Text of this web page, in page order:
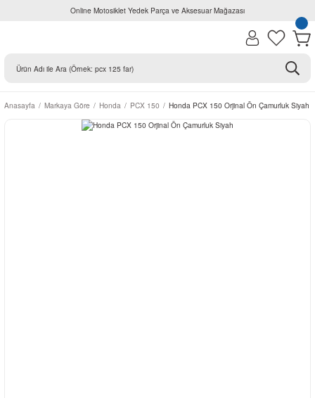
Online Motosiklet Yedek Parça ve Aksesuar Mağazası
Anasayfa Markaya Göre Honda PCX 150 Honda PCX 150 Orjinal Ön Çamurluk Siyah